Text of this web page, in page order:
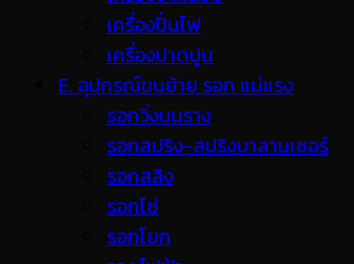
เครื่องปั่นไฟ
เครื่องปาดปูน
E. อุปกรณ์ขนย้าย รอก แม่แรง
รอกวิ่งบนราง
รอกสปริง-สปริงบาลานเซอร์
รอกสลิง
รอกโซ่
รอกโยก